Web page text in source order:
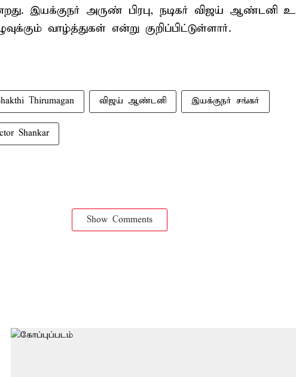
இயக்குநர் அருண் பிரபு, நடிகர் விஜய் ஆண்டனி
வாழ்த்துகள் என்று குறிப்பிட்டுள்ளார்.
Thirumagan விஜய் ஆண்டனி இயக்குநர் சங்கர்
Shankar
Show Comments